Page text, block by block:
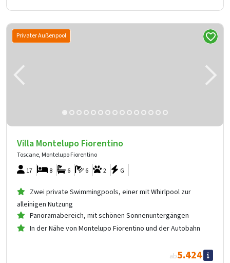
Privater Außenpool
Villa Montelupo Fiorentino
Toscane, Montelupo Fiorentino
17
2
6
6 G
8
Zwei private Swimmingpools, einer mit Whirlpool zur
alleinigen Nutzung
Panoramabereich, mit schönen Sonnenuntergängen
In der Nähe von Montelupo Fiorentino und der Autobahn
ab5.424